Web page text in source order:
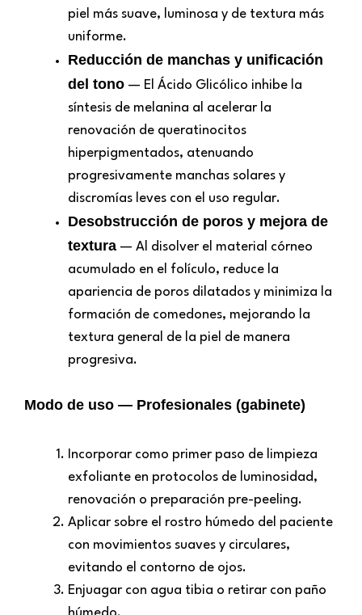
piel más suave, luminosa y de textura más
uniforme.
Reducción de manchas y unificación
del tono — El Ácido Glicólico inhibe la
síntesis de melanina al acelerar la
renovación de queratinocitos
hiperpigmentados, atenuando
progresivamente manchas solares y
discromías leves con el uso regular.
Desobstrucción de poros y mejora de
textura — Al disolver el material córneo
acumulado en el folículo, reduce la
apariencia de poros dilatados y minimiza la
formación de comedones, mejorando la
textura general de la piel de manera
progresiva.
Modo de uso — Profesionales (gabinete)
Incorporar como primer paso de limpieza
exfoliante en protocolos de luminosidad,
renovación o preparación pre-peeling.
Aplicar sobre el rostro húmedo del paciente
con movimientos suaves y circulares,
evitando el contorno de ojos.
Enjuagar con agua tibia o retirar con paño